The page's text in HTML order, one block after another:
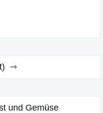
und Gemüse